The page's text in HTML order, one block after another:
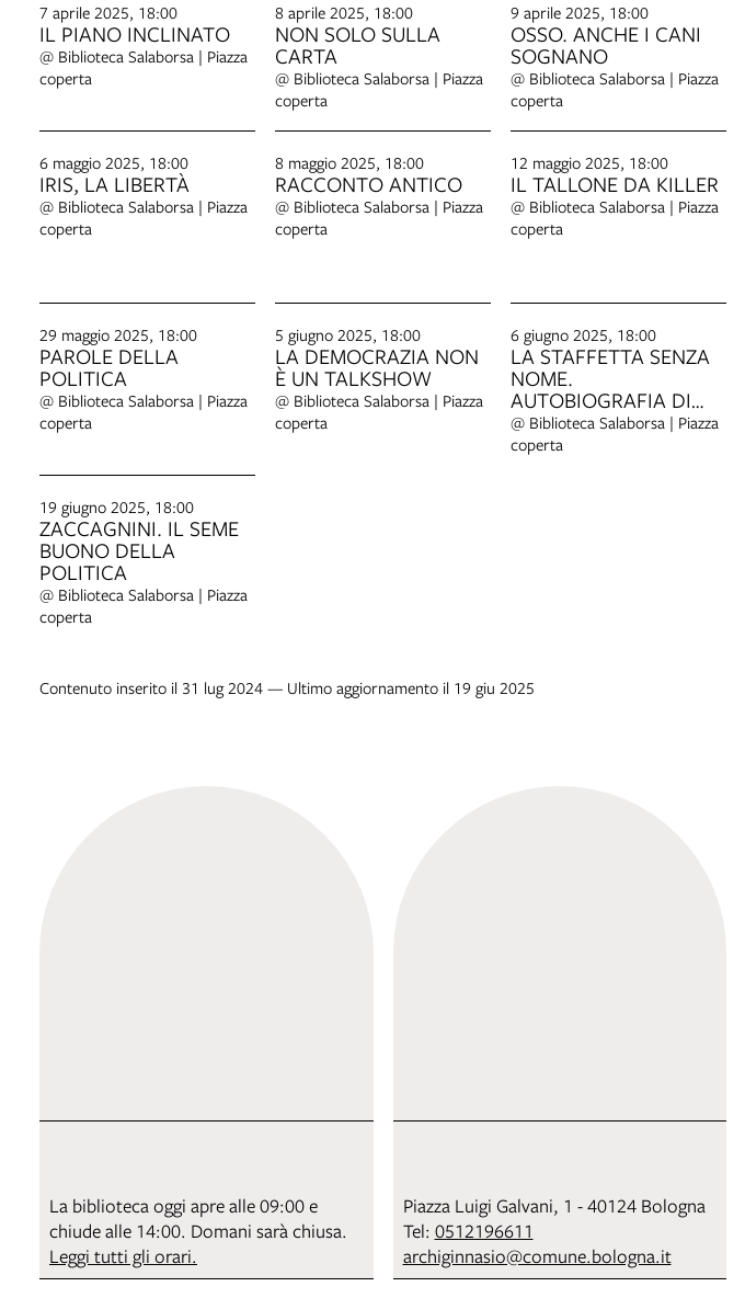
7 aprile 2025, 18:00
IL PIANO INCLINATO
@ Biblioteca Salaborsa | Piazza
coperta
8 aprile 2025, 18:00
NON SOLO SULLA
CARTA
@ Biblioteca Salaborsa | Piazza
coperta
9 aprile 2025, 18:00
OSSO. ANCHE I CANI
SOGNANO
@ Biblioteca Salaborsa | Piazza
coperta
6 maggio 2025, 18:00
IRIS, LA LIBERTÀ
@ Biblioteca Salaborsa | Piazza
coperta
8 maggio 2025, 18:00
RACCONTO ANTICO
@ Biblioteca Salaborsa | Piazza
coperta
12 maggio 2025, 18:00
IL TALLONE DA KILLER
@ Biblioteca Salaborsa | Piazza
coperta
29 maggio 2025, 18:00
PAROLE DELLA
POLITICA
@ Biblioteca Salaborsa | Piazza
coperta
5 giugno 2025, 18:00
LA DEMOCRAZIA NON
È UN TALKSHOW
@ Biblioteca Salaborsa | Piazza
coperta
6 giugno 2025, 18:00
LA STAFFETTA SENZA
NOME.
AUTOBIOGRAFIA DI
UNA PARTIGIANA
@ Biblioteca Salaborsa | Piazza
coperta
19 giugno 2025, 18:00
ZACCAGNINI. IL SEME
BUONO DELLA
POLITICA
@ Biblioteca Salaborsa | Piazza
coperta
Contenuto inserito il 31 lug 2024 — Ultimo aggiornamento il 19 giu 2025
La biblioteca oggi apre alle 09:00 e
chiude alle 14:00. Domani sarà chiusa.
Leggi tutti gli orari.
Piazza Luigi Galvani, 1 - 40124 Bologna
Tel: 0512196611
archiginnasio@comune.bologna.it